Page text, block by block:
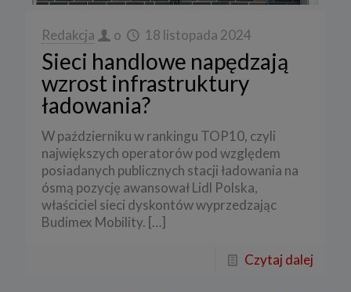
Redakcja o 18 listopada 2024
Sieci handlowe napędzają
wzrost infrastruktury
ładowania?
W październiku w rankingu TOP10, czyli
największych operatorów pod względem
posiadanych publicznych stacji ładowania na
ósmą pozycję awansował Lidl Polska,
właściciel sieci dyskontów wyprzedzając
Budimex Mobility. […]
Czytaj dalej